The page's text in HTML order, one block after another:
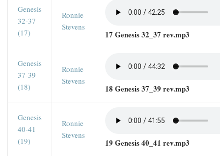
Genesis
32-37
(17)
Ronnie
Stevens
17 Genesis 32_37 rev.mp3
Genesis
37-39
(18)
Ronnie
Stevens
18 Genesis 37_39 rev.mp3
Genesis
40-41
(19)
Ronnie
Stevens
19 Genesis 40_41 rev.mp3